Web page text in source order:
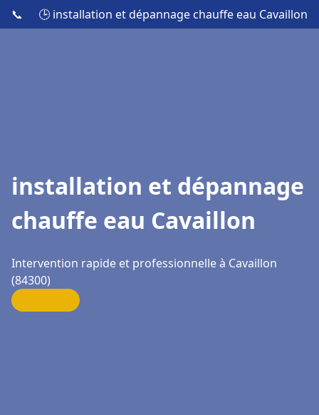
📞 🕒 installation et dépannage chauffe eau Cavaillon
installation et dépannage
chauffe eau Cavaillon
Intervention rapide et professionnelle à Cavaillon
(84300)